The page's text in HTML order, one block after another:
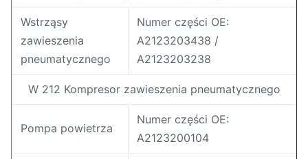
Wstrząsy
zawieszenia
pneumatycznego
Numer części OE:
A2123203438 /
A2123203238
W 212 Kompresor zawieszenia pneumatycznego
Pompa powietrza
Numer części OE:
A2123200104